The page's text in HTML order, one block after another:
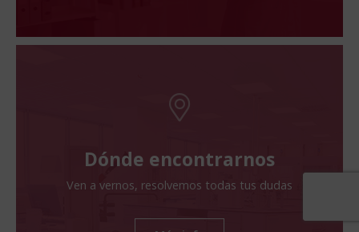
Dónde encontrarnos
Ven a vernos, resolvemos todas tus dudas